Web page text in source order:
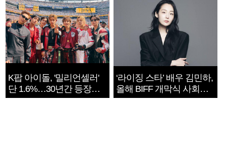
K팝 아이돌, '밀리언셀러'
단 1.6%…30년간 등장
1182개팀 전수조사
‘라이징 스타’ 배우 김민하,
올해 BIFF 개막식 사회자
확정